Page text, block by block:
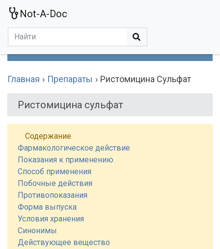
Not-A-Doc
Главная Препараты Ристомицина Сульфат
Ристомицина сульфат
Содержание
Фармакологическое действие
Показания к применению
Способ применения
Побочные действия
Противопоказания
Форма выпуска
Условия хранения
Синонимы
Действующее вещество